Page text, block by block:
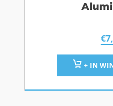
€
+ IN